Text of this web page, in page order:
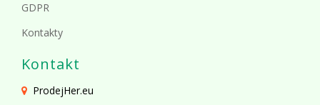
GDPR
Kontakty
Kontakt
ProdejHer.eu